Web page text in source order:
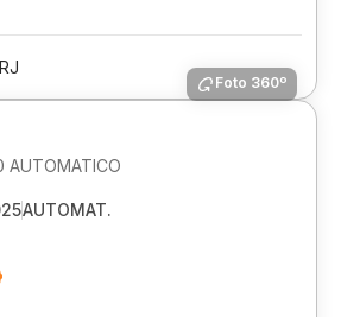
Foto 360º
AUTOMATICO
AUTOMAT.